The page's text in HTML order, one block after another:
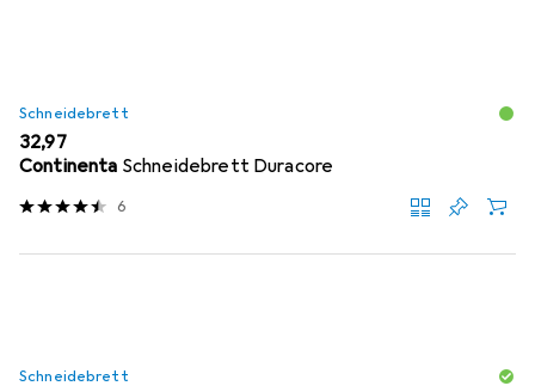
Schneidebrett
EUR
32,97
Continenta Schneidebrett Duracore
6
Schneidebrett